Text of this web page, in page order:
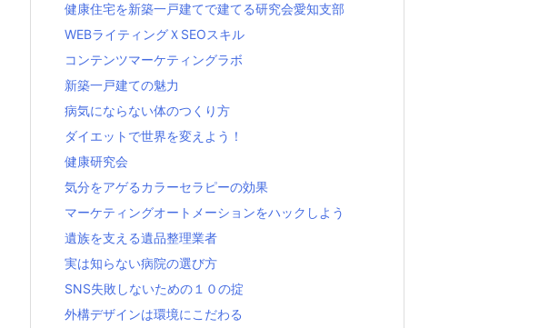
健康住宅を新築一戸建てで建てる研究会愛知支部
WEBライティングＸSEOスキル
コンテンツマーケティングラボ
新築一戸建ての魅力
病気にならない体のつくり方
ダイエットで世界を変えよう！
健康研究会
気分をアゲるカラーセラピーの効果
マーケティングオートメーションをハックしよう
遺族を支える遺品整理業者
実は知らない病院の選び方
SNS失敗しないための１０の掟
外構デザインは環境にこだわる